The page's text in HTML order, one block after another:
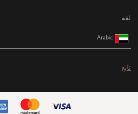
لغة
Arabic
تابع